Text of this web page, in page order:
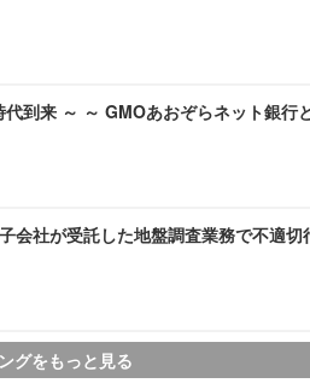
到来 ～ ～ GMOあおぞらネット銀行
会社が受託した地盤調査業務で不適切
グをもっと見る